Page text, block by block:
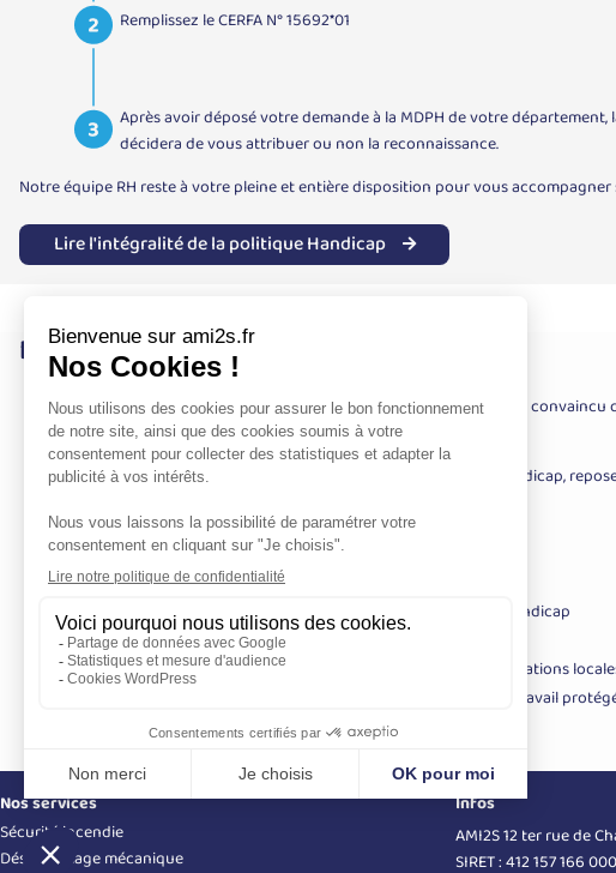
Remplissez le CERFA N° 15692*01
Après avoir déposé votre demande à la MDPH de votre
décidera de vous attribuer ou non la reconnaissance.
Notre équipe RH reste à votre pleine et entière disposition pour vous
Lire l'intégralité de la politique Handicap
Nos engagements
AMI2S est historiquement attaché à toutes formes de diversité et est
la responsabilité sociale de ses sociétés.
Cette politique d’entreprise engagée et ambitieuse en faveur du handicap,
Le recrutement
L’accompagnement humain
La formation
La sensibilisation à l’inclusion des personnes en situation de handicap
Le maintien dans l’emploi
Les partenariats avec les acteurs locaux de l’emploi et les associations
Le développement du recours aux prestataires du secteur du travail
Nos services
Sécurité incendie
Désenfumage mécanique
Infos
AMI2S 12 ter rue de
SIRET : 412 157 166